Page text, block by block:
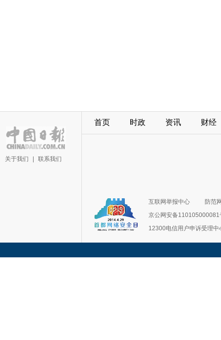
关于我们 联系我们
首页 时政 资讯 财经
互联网举报中心
防范
京公网安备110105000081
12300电信用户申诉受理中